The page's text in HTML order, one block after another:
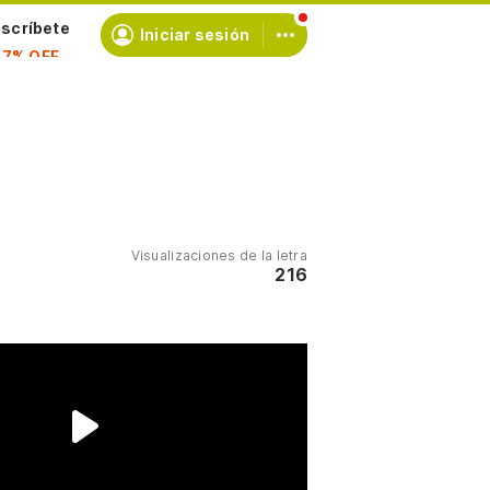
Iniciar sesión
Visualizaciones de la letra
216